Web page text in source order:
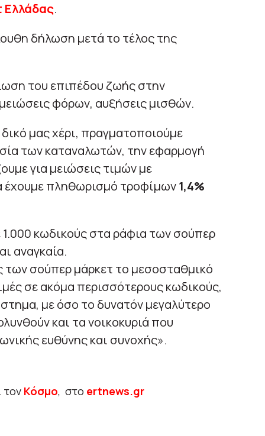
.
δήλωση μετά το τέλος της
του επιπέδου ζωής στην
φόρων, αυξήσεις μισθών.
μας χέρι, πραγματοποιούμε
των καταναλωτών, την εφαρμογή
για μειώσεις τιμών με
έχουμε πληθωρισμό τροφίμων1,4%
κωδικούς στα ράφια των σούπερ
αναγκαία.
των σούπερ μάρκετ το μεσοσταθμικό
σε ακόμα περισσότερους κωδικούς,
με όσο το δυνατόν μεγαλύτερο
και τα νοικοκυριά που
ευθύνης και συνοχής».
τον Κόσμο, στο ertnews.gr